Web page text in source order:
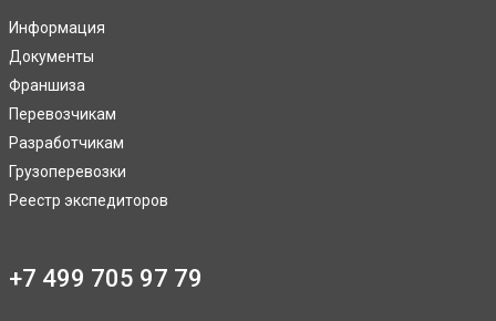
Информация
Документы
Франшиза
Перевозчикам
Разработчикам
Грузоперевозки
Реестр экспедиторов
+7 499 705 97 79